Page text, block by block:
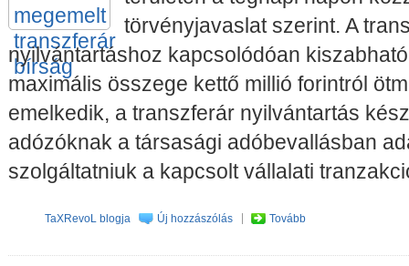
törvényjavaslat szerint. A
nyilvántartáshoz kapcsolódóan
maximális összege kettő millió forintról
emelkedik, a transzferár nyilvántartás
adózóknak a társasági adóbevallásban
szolgáltatniuk a kapcsolt vállalati
TaXRevoL blogja Új hozzászólás Tovább